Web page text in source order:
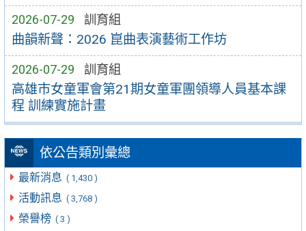
2026-07-29 訓育組
曲韻新聲：2026 崑曲表演藝術工作坊
2026-07-29 訓育組
高雄市女童軍會第21期女童軍團領導人員基本課
程 訓練實施計畫
依公告類別彙總
最新消息 ( 1,430 )
活動訊息 ( 3,768 )
榮譽榜 ( 3 )